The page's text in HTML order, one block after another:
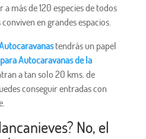
más de 120 especies de todos
en grandes espacios.
tendrás un papel
Autocaravanas de la
a tan solo 20 kms. de
conseguir entradas con
No, el